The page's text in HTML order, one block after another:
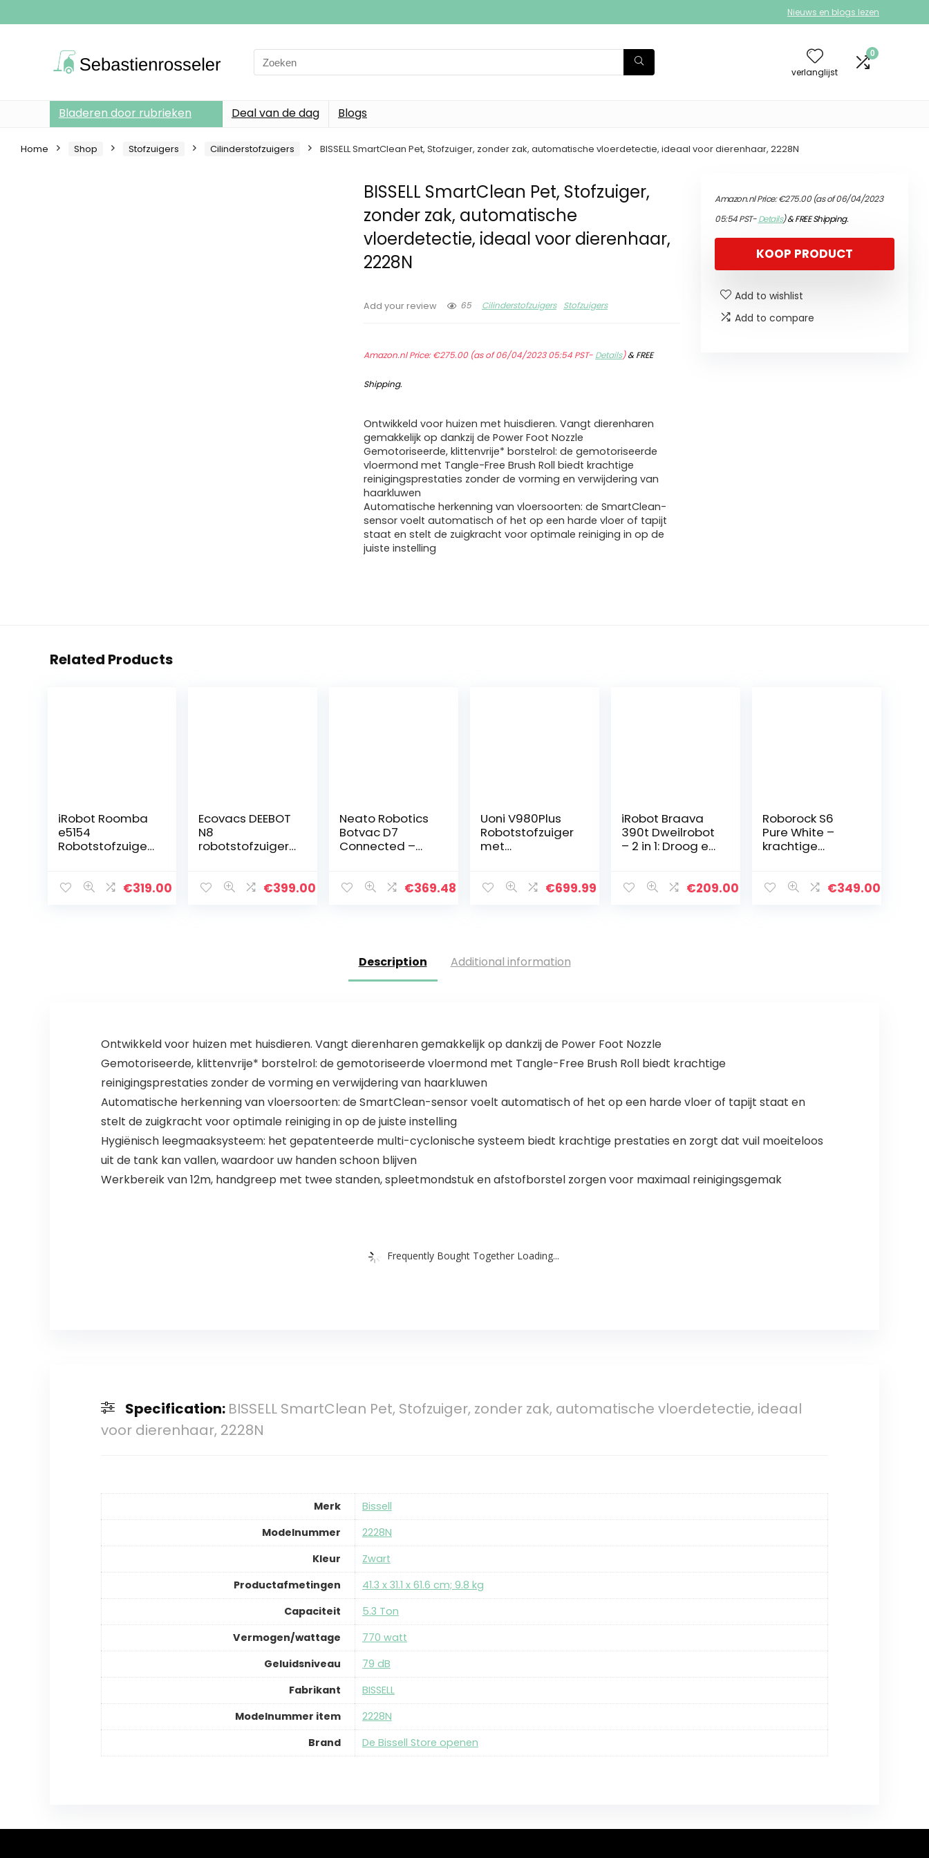
Nieuws en blogs lezen
Search
for:
verlanglijst
0
Bladeren door rubrieken Deal van de dag Blogs
Home Shop Stofzuigers Cilinderstofzuigers BISSELL SmartClean Pet, Stofzuiger, zonder zak, automatische vloerdetectie, ideaal voor dierenhaar, 2228N
BISSELL SmartClean Pet, Stofzuiger,
zonder zak, automatische
vloerdetectie, ideaal voor dierenhaar,
2228N
Add your review 65 Cilinderstofzuigers Stofzuigers
Amazon.nl Price:€275.00(as of 06/04/2023 05:54 PST- Details)&FREE
Shipping.
Ontwikkeld voor huizen met huisdieren. Vangt dierenharen
gemakkelijk op dankzij de Power Foot Nozzle
Gemotoriseerde, klittenvrije* borstelrol: de gemotoriseerde
vloermond met Tangle-Free Brush Roll biedt krachtige
reinigingsprestaties zonder de vorming en verwijdering van
haarkluwen
Automatische herkenning van vloersoorten: de SmartClean-
sensor voelt automatisch of het op een harde vloer of tapijt
staat en stelt de zuigkracht voor optimale reiniging in op de
juiste instelling
Amazon.nl Price:€275.00(as of 06/04/2023
05:54 PST-Details)&FREE Shipping.
KOOP PRODUCT
Add to wishlist
Add to compare
Related Products
iRobot Roomba
e5154
Robotstofzuiger
dubbele
€319.00
Ecovacs DEEBOT
N8
robotstofzuiger
laserdetectie,
€399.00
Neato Robotics
Botvac D7
Connected –
met
€369.48
Uoni V980Plus
Robotstofzuiger
met
Navigatie €699.99
iRobot Braava
390t Dweilrobot
– 2 in 1: Droog en
meerdere €209.00
Roborock S6
Pure White –
krachtige
oppervlakken,
€349.00
Description Additional information
Ontwikkeld voor huizen met huisdieren. Vangt dierenharen gemakkelijk op dankzij de Power Foot Nozzle
Gemotoriseerde, klittenvrije* borstelrol: de gemotoriseerde vloermond met Tangle-Free Brush Roll biedt krachtige
reinigingsprestaties zonder de vorming en verwijdering van haarkluwen
Automatische herkenning van vloersoorten: de SmartClean-sensor voelt automatisch of het op een harde vloer of tapijt staat en
stelt de zuigkracht voor optimale reiniging in op de juiste instelling
Hygiënisch leegmaaksysteem: het gepatenteerde multi-cyclonische systeem biedt krachtige prestaties en zorgt dat vuil moeiteloos
uit de tank kan vallen, waardoor uw handen schoon blijven
Werkbereik van 12m, handgreep met twee standen, spleetmondstuk en afstofborstel zorgen voor maximaal reinigingsgemak
Frequently Bought Together Loading...
Specification: BISSELL SmartClean Pet, Stofzuiger, zonder zak, automatische vloerdetectie, ideaal
voor dierenhaar, 2228N
Merk
‎Bissell
Modelnummer
‎2228N
Kleur
‎Zwart
Productafmetingen
‎41.3 x 31.1 x 61.6 cm; 9.8 kg
Capaciteit
‎5.3 Ton
Vermogen/wattage
‎770 watt
Geluidsniveau
‎79 dB
Fabrikant
‎BISSELL
Modelnummer item
‎2228N
Brand
De Bissell Store openen